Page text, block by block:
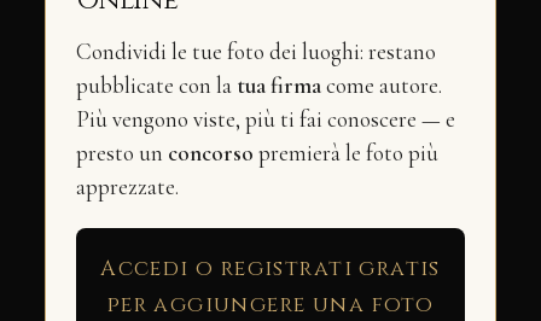
Condividi le tue foto dei luoghi: restano
pubblicate con la tua firmacome autore.
Più vengono viste, più ti fai conoscere — e
presto un concorso premierà le foto più
apprezzate.
Accedi o registrati gratis
per aggiungere una foto